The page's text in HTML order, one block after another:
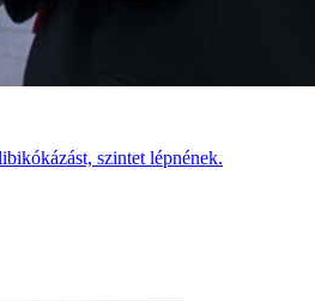
szintet lépnének.